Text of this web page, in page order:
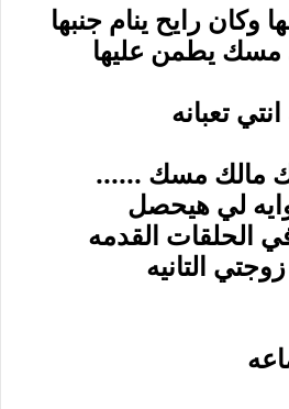
رايح ينام جنبها
يطمن عليها
تعبانه
مالك مسك ......
لي هيحصل
الحلقات القدمه
التانيه